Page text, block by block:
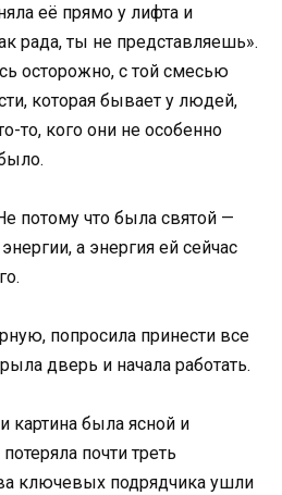
её прямо у лифта и
рада, ты не представляешь».
осторожно, с той смесью
которая бывает у людей,
то, кого они не особенно
потому что была святой —
а энергия ей сейчас
попросила принести все
дверь и начала работать.
картина была ясной и
почти треть
ключевых подрядчика ушли